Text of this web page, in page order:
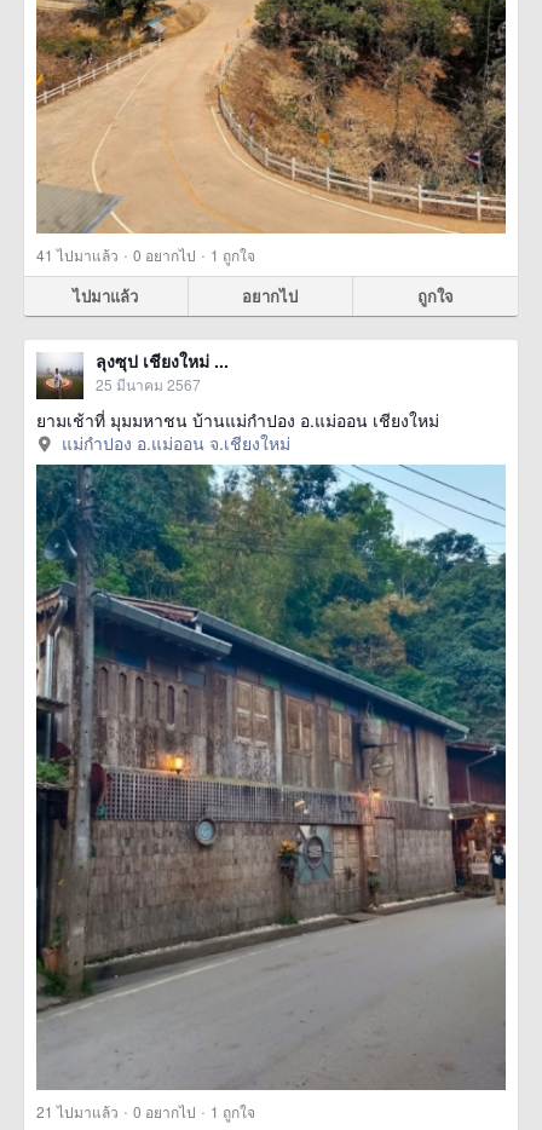
41 ไปมาแล้ว · 0 อยากไป · 1 ถูกใจ
ไปมาแล้ว อยากไป ถูกใจ
ลุงซุป เชียงใหม่ ...
25 มีนาคม 2567
ยามเช้าที่ มุมมหาชน บ้านแม่กำปอง อ.แม่ออน เชียงใหม่
แม่กำปอง อ.แม่ออน จ.เชียงใหม่
21 ไปมาแล้ว · 0 อยากไป · 1 ถูกใจ